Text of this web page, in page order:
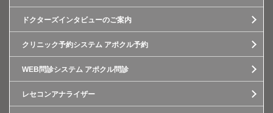
ドクターズインタビューのご案内
クリニック予約システム アポクル予約
WEB問診システム アポクル問診
レセコンアナライザー